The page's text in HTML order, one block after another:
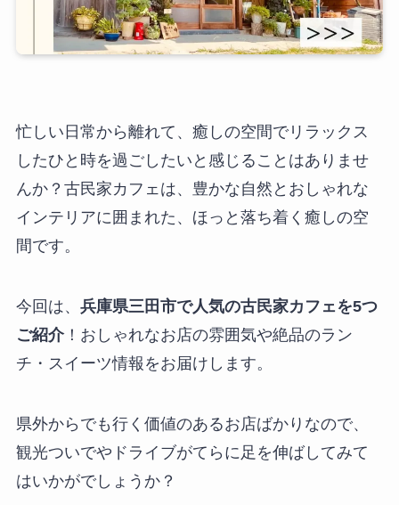
忙しい日常から離れて、癒しの空間でリラックス
したひと時を過ごしたいと感じることはありませ
んか？古民家カフェは、豊かな自然とおしゃれな
インテリアに囲まれた、ほっと落ち着く癒しの空
間です。
今回は、 兵庫県三田市で人気の古民家カフェを5つ
ご紹介！おしゃれなお店の雰囲気や絶品のラン
チ・スイーツ情報をお届けします。
県外からでも行く価値のあるお店ばかりなので、
観光ついでやドライブがてらに足を伸ばしてみて
はいかがでしょうか？